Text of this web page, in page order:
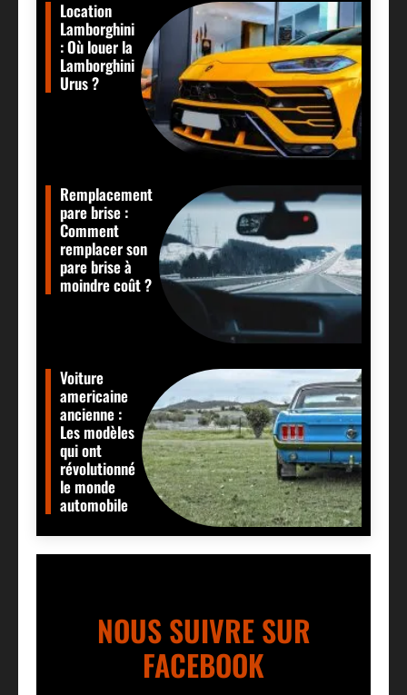
Location
Lamborghini
: Où louer la
Lamborghini
Urus ?
Remplacement
pare brise :
Comment
remplacer son
pare brise à
moindre coût ?
Voiture
americaine
ancienne :
Les modèles
qui ont
révolutionné
le monde
automobile
NOUS SUIVRE SUR
FACEBOOK